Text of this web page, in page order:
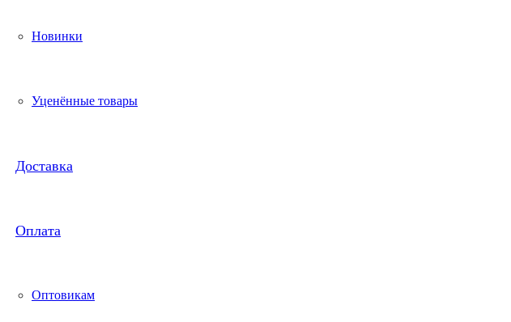
Новинки
Уценённые товары
Доставка
Оплата
Оптовикам